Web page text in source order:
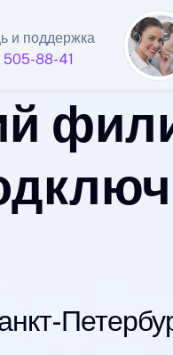
и поддержка
505-88-41